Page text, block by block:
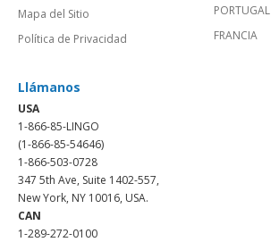
Mapa del Sitio
Política de Privacidad
PORTUGAL
FRANCIA
Llámanos
USA
1-866-85-LINGO
(1-866-85-54646)
1-866-503-0728
347 5th Ave, Suite 1402-557,
New York, NY 10016, USA.
CAN
1-289-272-0100